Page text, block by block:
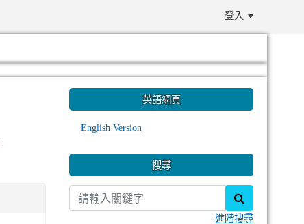
登入
英語網頁
English Version
搜尋
進階搜尋